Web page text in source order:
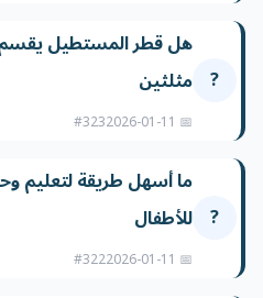
?
هل قطر المستطيل
مثلثين
📅 2026-01-11
#323
?
ما أسهل طريقة لتعليم
للأطفال
📅 2026-01-11
#322